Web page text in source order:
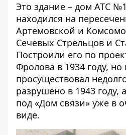
Это здание – дом АТС
находился на
Артемовской и
Сечевых Стрельцов и
Построили его по
Фролова в 1934 году,
просуществовал
разрушено в 1943 году,
под «Дом связи» уже в
виде.